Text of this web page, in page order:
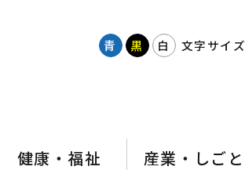
青 黒 白 文字サイズ
健康・福祉 産業・しごと